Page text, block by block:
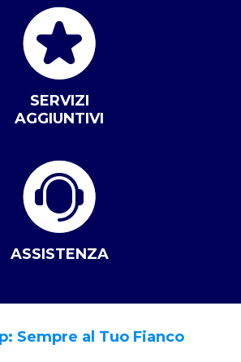
SERVIZI
AGGIUNTIVI
ASSISTENZA
Sempre al Tuo Fianco